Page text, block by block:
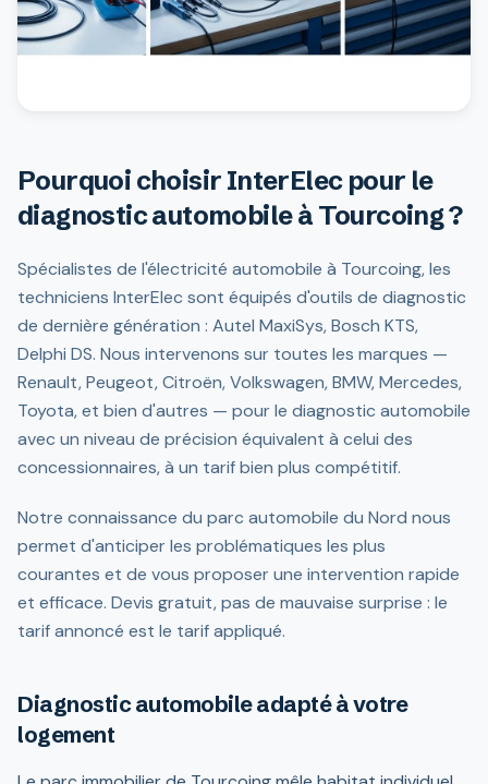
Pourquoi choisir InterElec pour le
diagnostic automobile à Tourcoing ?
Spécialistes de l'électricité automobile à Tourcoing, les
techniciens InterElec sont équipés d'outils de diagnostic
de dernière génération : Autel MaxiSys, Bosch KTS,
Delphi DS. Nous intervenons sur toutes les marques —
Renault, Peugeot, Citroën, Volkswagen, BMW, Mercedes,
Toyota, et bien d'autres — pour le diagnostic automobile
avec un niveau de précision équivalent à celui des
concessionnaires, à un tarif bien plus compétitif.
Notre connaissance du parc automobile du Nord nous
permet d'anticiper les problématiques les plus
courantes et de vous proposer une intervention rapide
et efficace. Devis gratuit, pas de mauvaise surprise : le
tarif annoncé est le tarif appliqué.
Diagnostic automobile adapté à votre
logement